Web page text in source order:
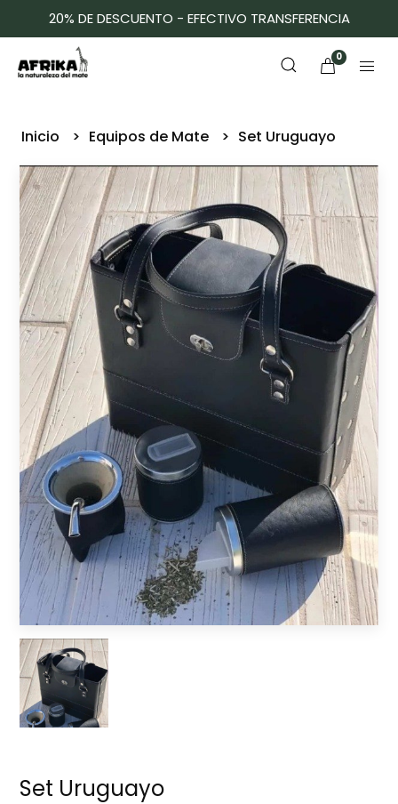
20% DE DESCUENTO - EFECTIVO TRANSFERENCIA
0
Inicio Equipos de Mate Set Uruguayo
Set Uruguayo